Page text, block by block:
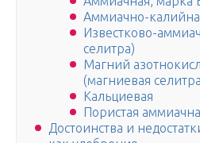
Аммиачно-
Известково-
селитра)
Магний
(магниевая
Кальциевая
Пористая
Достоинства и